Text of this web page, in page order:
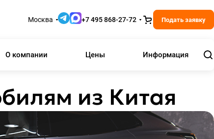
Москва +7 495 868-27-72 Подать заявку
О компании Цены Информация
из Китая